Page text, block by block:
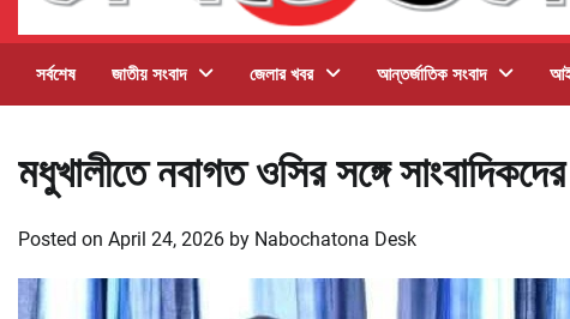
সর্বশেষ জাতীয় সংবাদ জেলার খবর আন্তর্জাতিক সংবাদ
মধুখালীতে নবাগত ওসির সঙ্গে
Posted on April 24, 2026 by Nabochatona Desk